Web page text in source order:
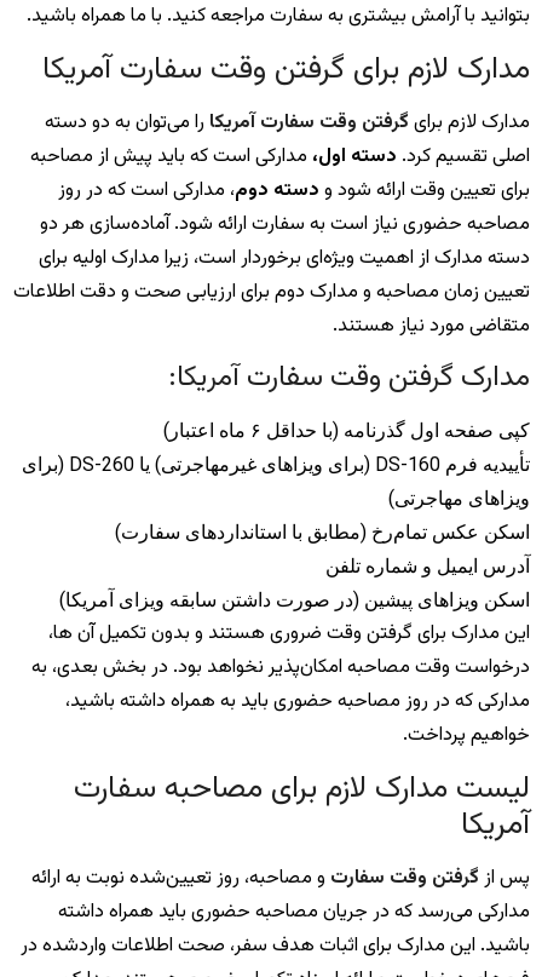
بتوانید با آرامش بیشتری به سفارت مراجعه کنید. با ما همراه باشید.
مدارک لازم برای گرفتن وقت سفارت آمریکا
مدارک لازم برای گرفتن وقت سفارت آمریکا را می‌توان به دو دسته
اصلی تقسیم کرد. دسته اول، مدارکی است که باید پیش از مصاحبه
برای تعیین وقت ارائه شود و دسته دوم، مدارکی است که در روز
مصاحبه حضوری نیاز است به سفارت ارائه شود. آماده‌سازی هر دو
دسته مدارک از اهمیت ویژه‌ای برخوردار است، زیرا مدارک اولیه برای
تعیین زمان مصاحبه و مدارک دوم برای ارزیابی صحت و دقت اطلاعات
متقاضی مورد نیاز هستند.
مدارک گرفتن وقت سفارت آمریکا:
کپی صفحه اول گذرنامه (با حداقل ۶ ماه اعتبار)
تأییدیه فرم DS-160 (برای ویزاهای غیرمهاجرتی) یا DS-260 (برای
ویزاهای مهاجرتی)
اسکن عکس تمام‌رخ (مطابق با استانداردهای سفارت)
آدرس ایمیل و شماره تلفن
اسکن ویزاهای پیشین (در صورت داشتن سابقه ویزای آمریکا)
این مدارک برای گرفتن وقت ضروری هستند و بدون تکمیل آن ها،
درخواست وقت مصاحبه امکان‌پذیر نخواهد بود. در بخش بعدی، به
مدارکی که در روز مصاحبه حضوری باید به همراه داشته باشید،
خواهیم پرداخت.
لیست مدارک لازم برای مصاحبه سفارت
آمریکا
پس از گرفتن وقت سفارت و مصاحبه، روز تعیین‌شده نوبت به ارائه
مدارکی می‌رسد که در جریان مصاحبه حضوری باید همراه داشته
باشید. این مدارک برای اثبات هدف سفر، صحت اطلاعات واردشده در